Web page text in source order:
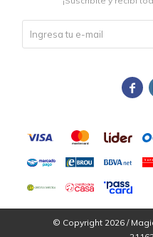

© Copyright 2026 /